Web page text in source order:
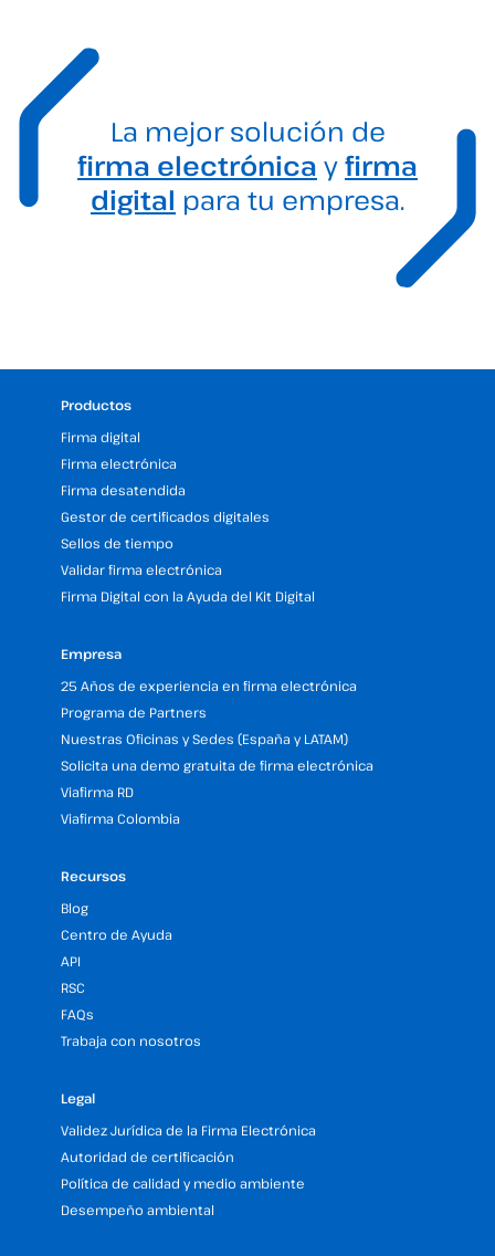
La mejor solución de
firma electrónica yfirma
digital para tu empresa.
Productos
Firma digital
Firma electrónica
Firma desatendida
Gestor de certificados digitales
Sellos de tiempo
Validar firma electrónica
Firma Digital con la Ayuda del Kit Digital
Empresa
25 Años de experiencia en firma electrónica
Programa de Partners
Nuestras Oficinas y Sedes (España y LATAM)
Solicita una demo gratuita de firma electrónica
Viafirma RD
Viafirma Colombia
Recursos
Blog
Centro de Ayuda
API
RSC
FAQs
Trabaja con nosotros
Legal
Validez Jurídica de la Firma Electrónica
Autoridad de certificación
Política de calidad y medio ambiente
Desempeño ambiental